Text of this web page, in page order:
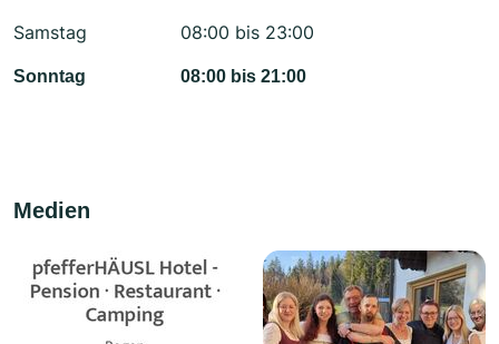
Samstag
08:00 bis 23:00
Sonntag 08:00 bis 21:00
Medien